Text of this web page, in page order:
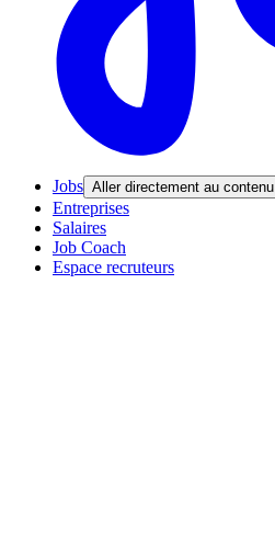
Jobs Aller directement au contenu
Entreprises
Salaires
Job Coach
Espace recruteurs